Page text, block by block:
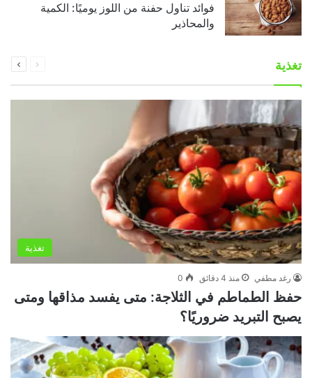
فوائد تناول حفنة من اللوز يوميًا: الكمية
والمحاذير
تغذية الصفحةالصفحة
تغذية
رغد مطفي منذ 4 دقائق 0
حفظ الطماطم في الثلاجة: متى يفسد مذاقها ومتى
يصبح التبريد ضروريًا؟